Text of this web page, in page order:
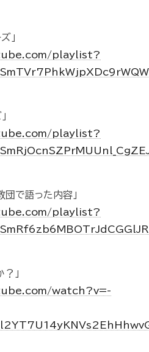
」
playlist?
playlist?
団で語った内容」
playlist?
」
watch?v=-